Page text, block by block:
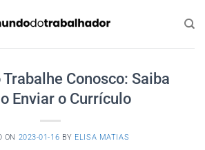
Conosco: Saiba
Enviar o Currículo
ON 2023-01-16 BY ELISA MATIAS